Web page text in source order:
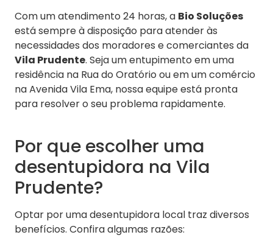
Com um atendimento 24 horas, a Bio Soluções
está sempre à disposição para atender às
necessidades dos moradores e comerciantes da
Vila Prudente. Seja um entupimento em uma
residência na Rua do Oratório ou em um comércio
na Avenida Vila Ema, nossa equipe está pronta
para resolver o seu problema rapidamente.
Por que escolher uma
desentupidora na Vila
Prudente?
Optar por uma desentupidora local traz diversos
benefícios. Confira algumas razões: